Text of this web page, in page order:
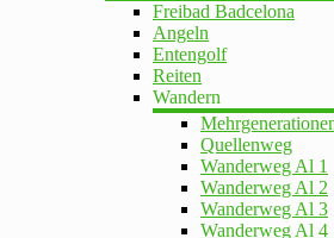
Freibad Badcelona
Angeln
Entengolf
Reiten
Wandern
Quellenweg
Wanderweg Al 1
Wanderweg Al 2
Wanderweg Al 3
Wanderweg Al 4